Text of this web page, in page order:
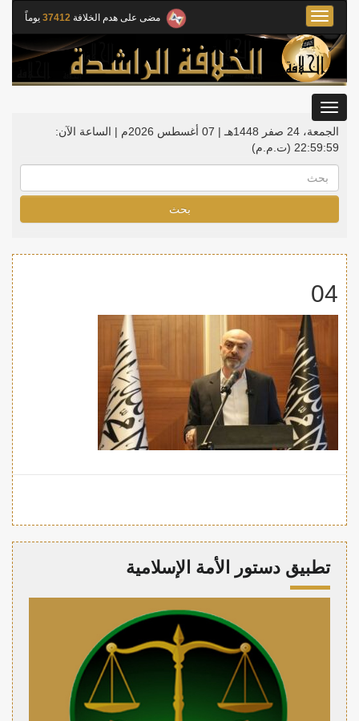
مضى على هدم الخلافة 37412 يوماً
Toggle
navigation
الجمعة، 24 صفر 1448هـ | 07 أغسطس 2026م |
الساعة الآن:
22:59:59 (ت.م.م)
بحث
04
تطبيق دستور الأمة الإسلامية